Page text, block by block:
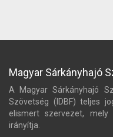
Magyar Sárkányhajó
A Magyar Sárkányhajó
Szövetség (IDBF) teljes
elismert szervezet, mely
irányítja.